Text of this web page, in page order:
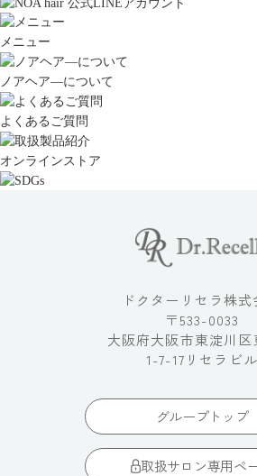
メニュー
ノアヘア―について
よくあるご質問
オンラインストア
ドクターリセラ株式
〒533-0033
大阪府大阪市東淀川区
1-7-17リセラビル
グループトップ
取扱サロン専用ペ